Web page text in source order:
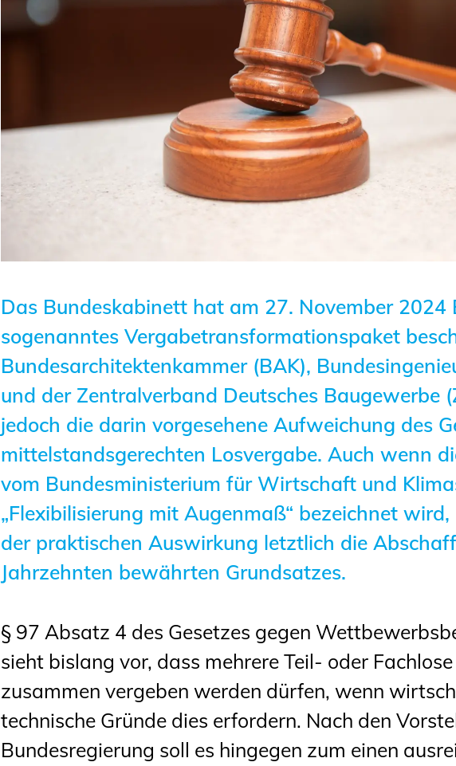
Planungswettbewerbe
Staatlich anerkannte
Sachverständige
Öffentlich bestellte und
vereidigte Sachverständige
innen
Bauvorlageberechtigte
Sachkundige für Zustands- und
Funktionsprüfung privater
Abwasserleitungen
Vereinbarungen mit
Ingenieurkammern
Büronachfolge
Zusatzqualifikationen
Das Bundeskabinett hat am 27. November 2024
sogenanntes Vergabetransformationspaket
Bundesarchitektenkammer (BAK),
und der Zentralverband Deutsches Baugewerbe
jedoch die darin vorgesehene Aufweichung des
mittelstandsgerechten Losvergabe. Auch wenn
vom Bundesministerium für Wirtschaft und
„Flexibilisierung mit Augenmaß“ bezeichnet
der praktischen Auswirkung letztlich die
Jahrzehnten bewährten Grundsatzes.
§ 97 Absatz 4 des Gesetzes gegen
sieht bislang vor, dass mehrere Teil- oder
zusammen vergeben werden dürfen, wenn
technische Gründe dies erfordern. Nach den
Bundesregierung soll es hingegen zum einen